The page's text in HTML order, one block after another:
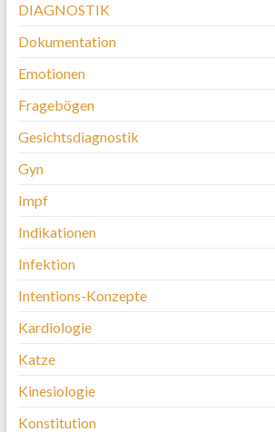
DIAGNOSTIK
Dokumentation
Emotionen
Fragebögen
Gesichtsdiagnostik
Gyn
Impf
Indikationen
Infektion
Intentions-Konzepte
Kardiologie
Katze
Kinesiologie
Konstitution